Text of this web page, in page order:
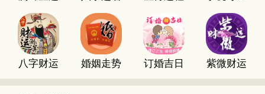
八字财运 婚姻走势 订婚吉日 紫微财运